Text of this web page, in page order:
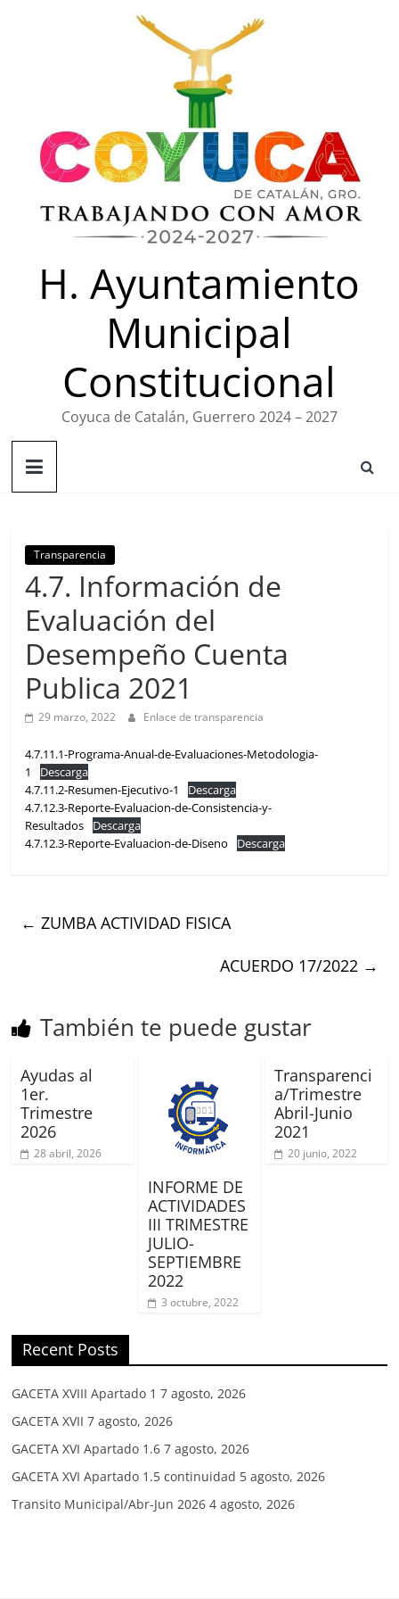
H. Ayuntamiento
Municipal
Constitucional
Coyuca de Catalán, Guerrero 2024 – 2027
Transparencia
4.7. Información de
Evaluación del
Desempeño Cuenta
Publica 2021
29 marzo, 2022 Enlace de transparencia
4.7.11.1-Programa-Anual-de-Evaluaciones-Metodologia-
1
Descarga
4.7.11.2-Resumen-Ejecutivo-1
Descarga
4.7.12.3-Reporte-Evaluacion-de-Consistencia-y-
Resultados
Descarga
4.7.12.3-Reporte-Evaluacion-de-Diseno
Descarga
← ZUMBA ACTIVIDAD FISICA
ACUERDO 17/2022 →
También te puede gustar
Ayudas al
1er.
Trimestre
2026
28 abril, 2026
INFORME DE
ACTIVIDADES
III TRIMESTRE
JULIO-
SEPTIEMBRE
2022
3 octubre, 2022
Transparenci
a/Trimestre
Abril-Junio
2021
20 junio, 2022
Recent Posts
GACETA XVIII Apartado 1 7 agosto, 2026
GACETA XVII 7 agosto, 2026
GACETA XVI Apartado 1.6 7 agosto, 2026
GACETA XVI Apartado 1.5 continuidad 5 agosto, 2026
Transito Municipal/Abr-Jun 2026 4 agosto, 2026